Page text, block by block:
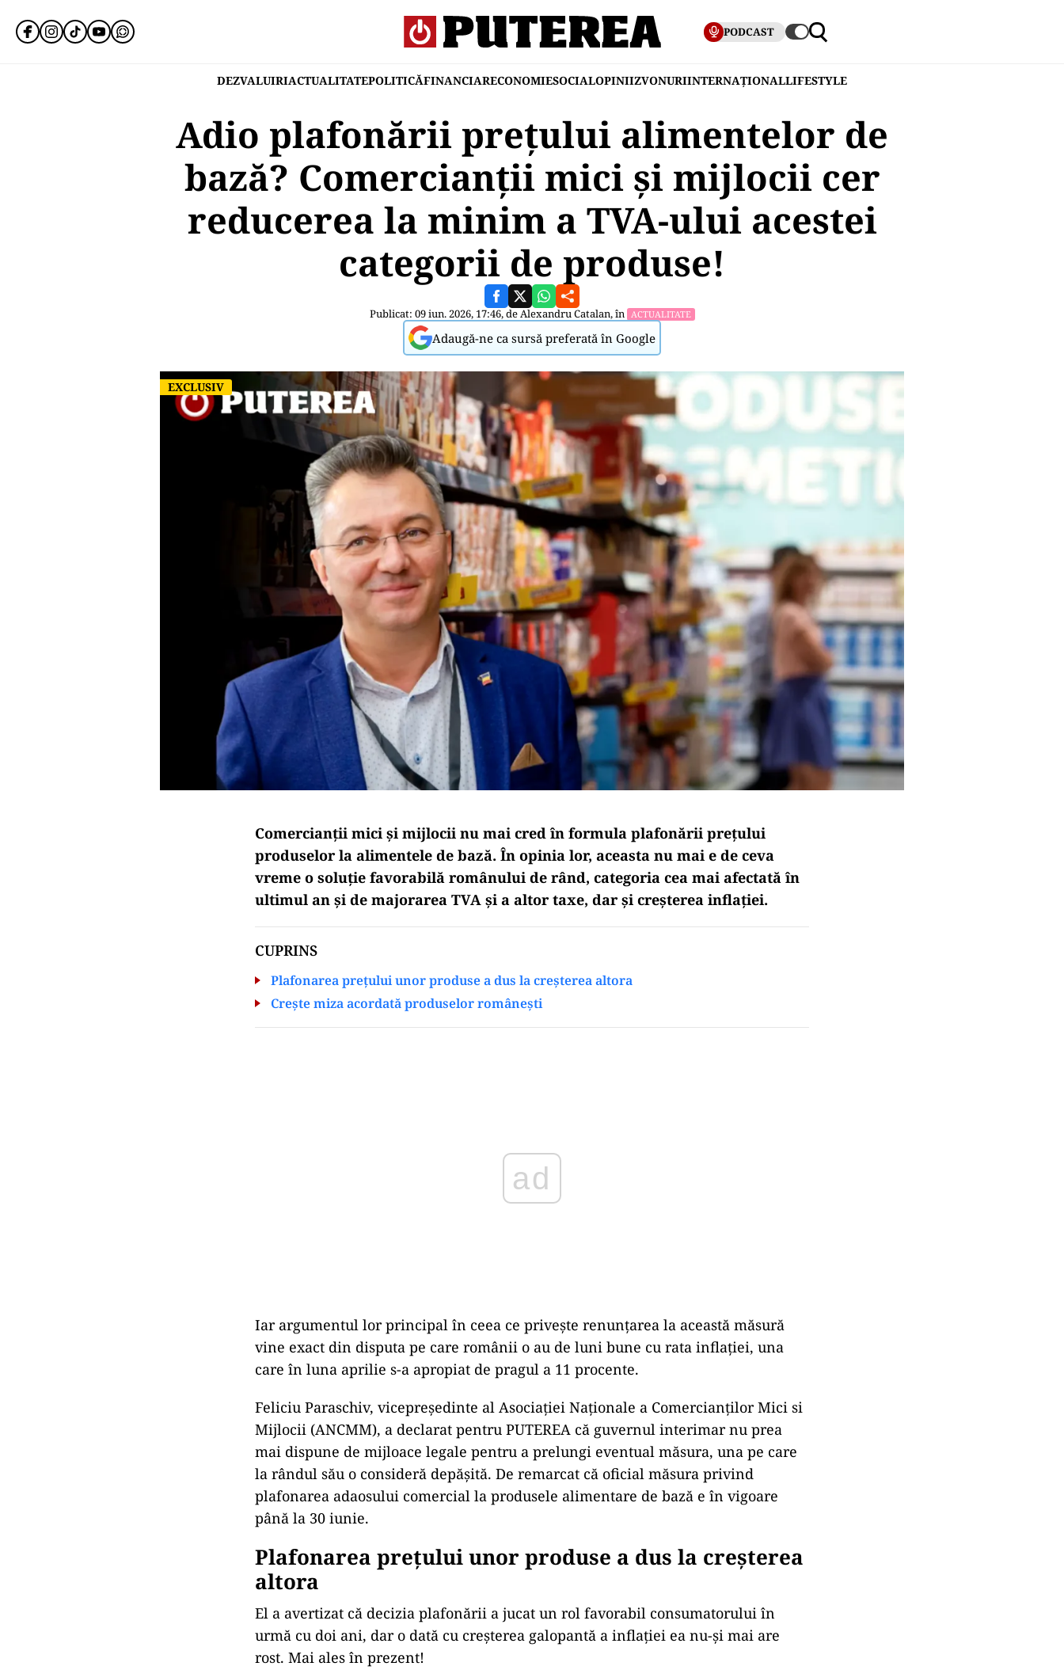
PODCAST
DEZVALUIRIACTUALITATEPOLITICĂFINANCIARECONOMIESOCIALOPINIIZVONURIINTERNAȚIONALLIFESTYLE
Adio plafonării prețului alimentelor de
bază? Comercianții mici și mijlocii cer
reducerea la minim a TVA-ului acestei
categorii de produse!
Publicat: 09 iun. 2026, 17:46, deAlexandru Catalan, în ACTUALITATE
Adaugă-ne ca sursă preferată în Google
EXCLUSIV
Comercianții mici și mijlocii nu mai cred în formula plafonării prețului
produselor la alimentele de bază. În opinia lor, aceasta nu mai e de ceva
vreme o soluție favorabilă românului de rând, categoria cea mai afectată în
ultimul an și de majorarea TVA și a altor taxe, dar și creșterea inflației.
CUPRINS
Plafonarea prețului unor produse a dus la creșterea altora
Crește miza acordată produselor românești
Iar argumentul lor principal în ceea ce privește renunțarea la această măsură
vine exact din disputa pe care românii o au de luni bune cu rata inflației, una
care în luna aprilie s-a apropiat de pragul a 11 procente.
Feliciu Paraschiv, vicepreședinte al Asociației Naționale a Comercianților Mici si
Mijlocii (ANCMM), a declarat pentru PUTEREA că guvernul interimar nu prea
mai dispune de mijloace legale pentru a prelungi eventual măsura, una pe care
la rândul său o consideră depășită. De remarcat că oficial măsura privind
plafonarea adaosului comercial la produsele alimentare de bază e în vigoare
până la 30 iunie.
Plafonarea prețului unor produse a dus la creșterea
altora
El a avertizat că decizia plafonării a jucat un rol favorabil consumatorului în
urmă cu doi ani, dar o dată cu creșterea galopantă a inflației ea nu-și mai are
rost. Mai ales în prezent!